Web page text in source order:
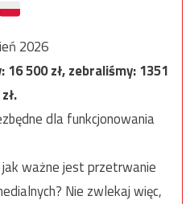
2026
16 500zł, zebraliśmy:1351
zł.
dla funkcjonowania
ważne jest przetrwanie
Nie zwlekaj więc,